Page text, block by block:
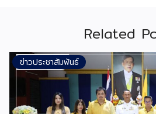
Related
ข่าวประชาสัมพันธ์